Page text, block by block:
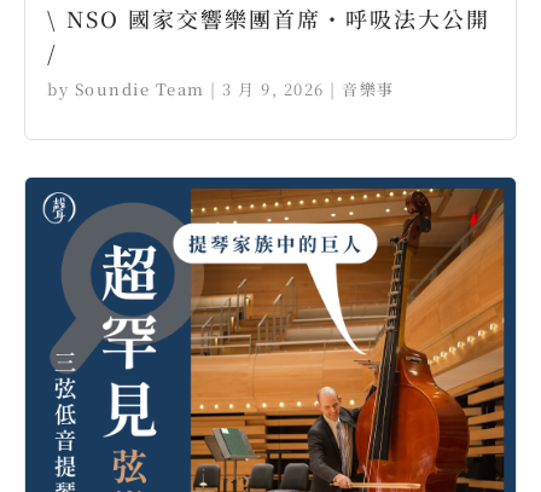
\ NSO 國家交響樂團首席・呼吸法大公開
/
by Soundie Team | 3 月 9, 2026 | 音樂事